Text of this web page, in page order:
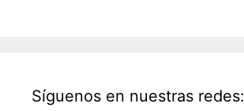
Síguenos en nuestras redes: